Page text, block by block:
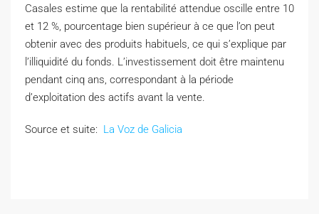
Casales estime que la rentabilité attendue oscille entre 10
et 12 %, pourcentage bien supérieur à ce que l’on peut
obtenir avec des produits habituels, ce qui s’explique par
l’illiquidité du fonds. L’investissement doit être maintenu
pendant cinq ans, correspondant à la période
d’exploitation des actifs avant la vente.
Source et suite: La Voz de Galicia